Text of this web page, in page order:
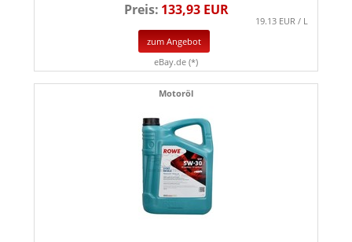
Preis: 133,93 EUR
19.13 EUR / L
zum Angebot
eBay.de (*)
Motoröl